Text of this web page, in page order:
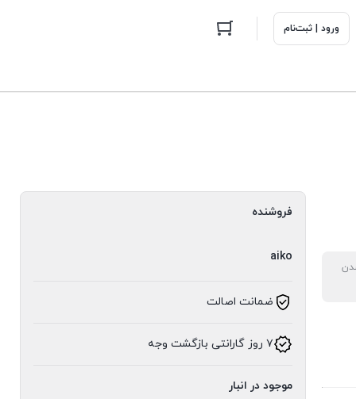
ورود | ثبت‌نام
فروشنده
aiko
ضمانت اصالت
۷ روز گارانتی بازگشت وجه
موجود در انبار